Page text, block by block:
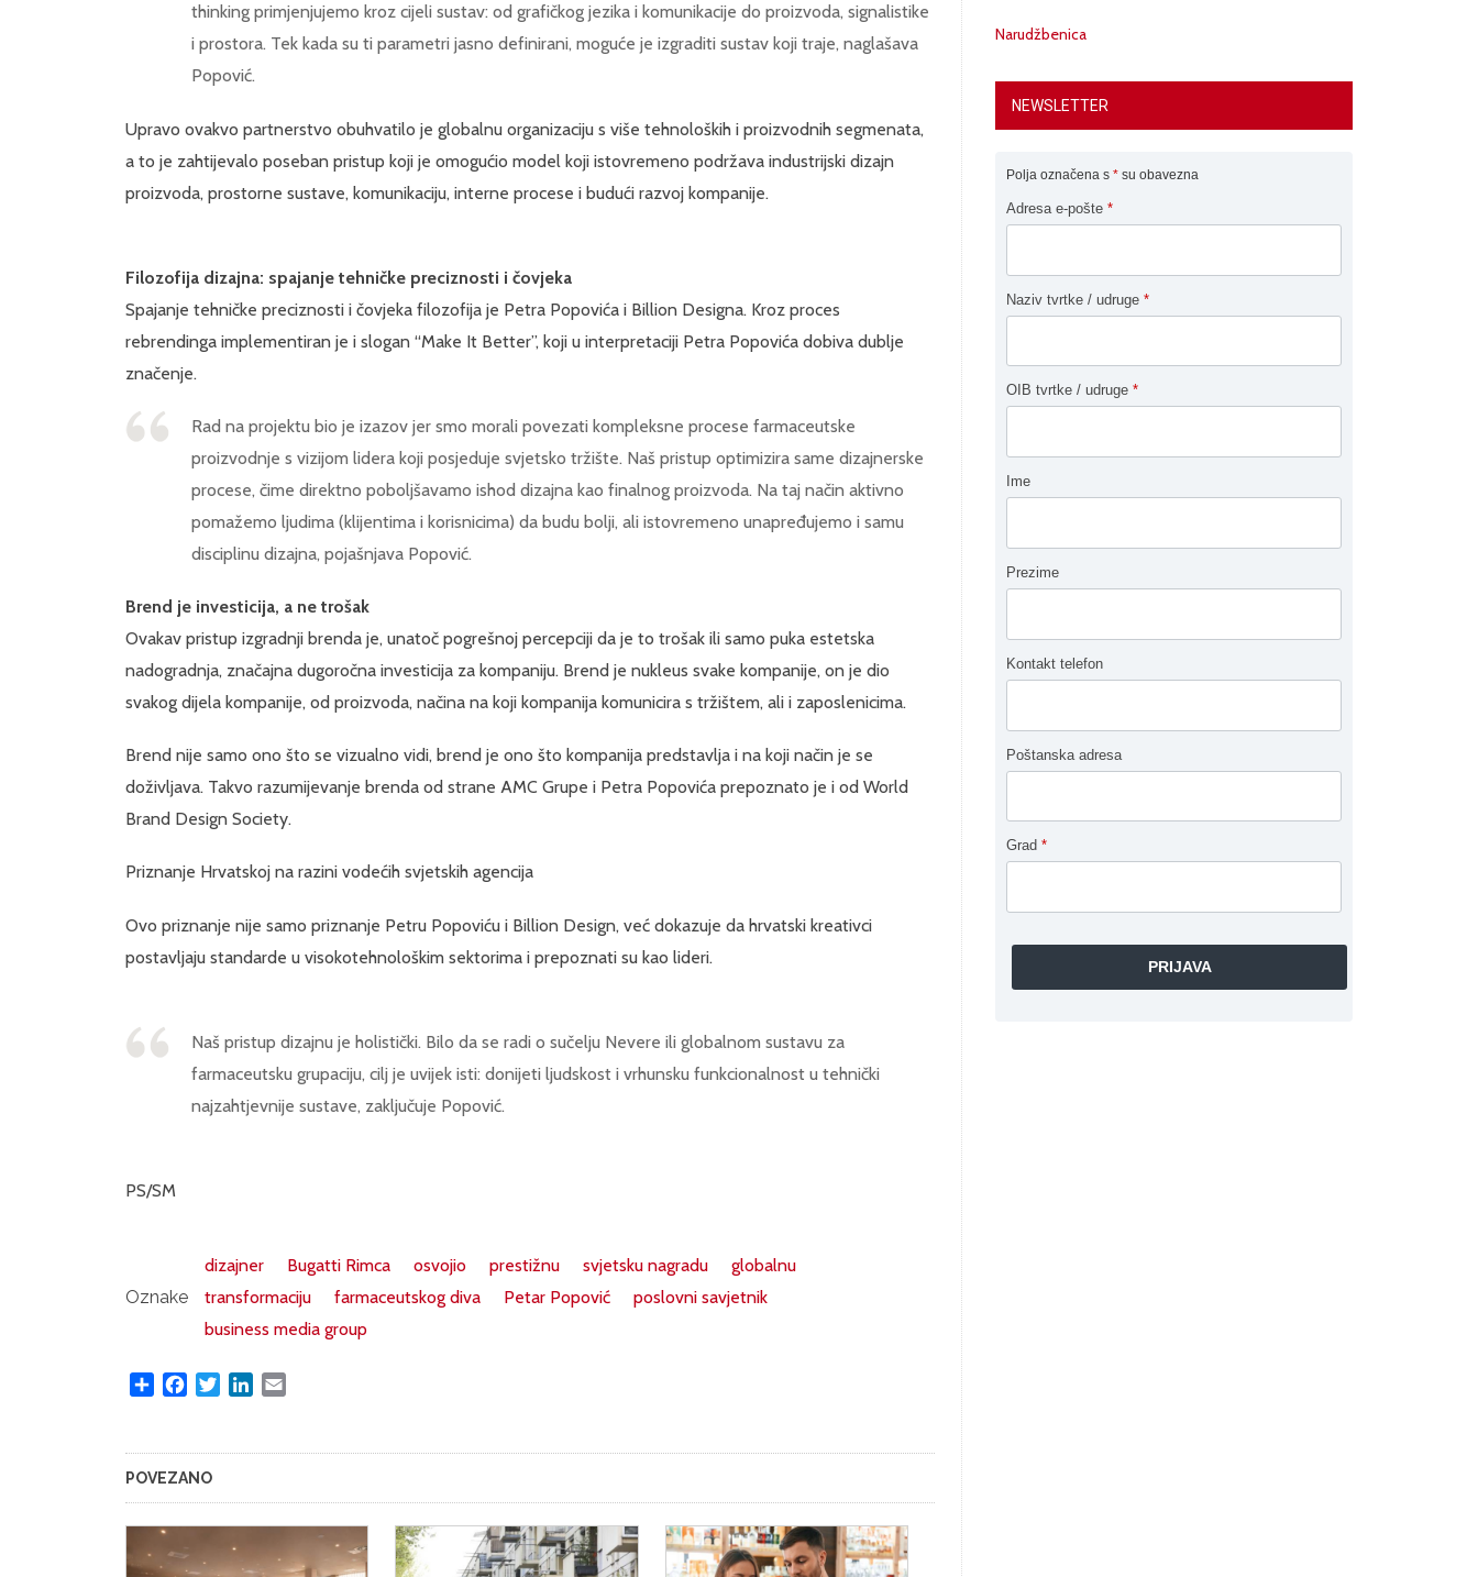
thinking primjenjujemo kroz cijeli sustav: od grafičkog jezika i komunikacije do proizvoda, signalistike
i prostora. Tek kada su ti parametri jasno definirani, moguće je izgraditi sustav koji traje, naglašava
Popović.
Upravo ovakvo partnerstvo obuhvatilo je globalnu organizaciju s više tehnoloških i proizvodnih segmenata,
a to je zahtijevalo poseban pristup koji je omogućio model koji istovremeno podržava industrijski dizajn
proizvoda, prostorne sustave, komunikaciju, interne procese i budući razvoj kompanije.
Filozofija dizajna: spajanje tehničke preciznosti i čovjeka
Spajanje tehničke preciznosti i čovjeka filozofija je Petra Popovića i Billion Designa. Kroz proces
rebrendinga implementiran je i slogan “Make It Better”, koji u interpretaciji Petra Popovića dobiva dublje
značenje.
Rad na projektu bio je izazov jer smo morali povezati kompleksne procese farmaceutske
proizvodnje s vizijom lidera koji posjeduje svjetsko tržište. Naš pristup optimizira same dizajnerske
procese, čime direktno poboljšavamo ishod dizajna kao finalnog proizvoda. Na taj način aktivno
pomažemo ljudima (klijentima i korisnicima) da budu bolji, ali istovremeno unapređujemo i samu
disciplinu dizajna, pojašnjava Popović.
Brend je investicija, a ne trošak
Ovakav pristup izgradnji brenda je, unatoč pogrešnoj percepciji da je to trošak ili samo puka estetska
nadogradnja, značajna dugoročna investicija za kompaniju. Brend je nukleus svake kompanije, on je dio
svakog dijela kompanije, od proizvoda, načina na koji kompanija komunicira s tržištem, ali i zaposlenicima.
Brend nije samo ono što se vizualno vidi, brend je ono što kompanija predstavlja i na koji način je se
doživljava. Takvo razumijevanje brenda od strane AMC Grupe i Petra Popovića prepoznato je i od World
Brand Design Society.
Priznanje Hrvatskoj na razini vodećih svjetskih agencija
Ovo priznanje nije samo priznanje Petru Popoviću i Billion Design, već dokazuje da hrvatski kreativci
postavljaju standarde u visokotehnološkim sektorima i prepoznati su kao lideri.
Naš pristup dizajnu je holistički. Bilo da se radi o sučelju Nevere ili globalnom sustavu za
farmaceutsku grupaciju, cilj je uvijek isti: donijeti ljudskost i vrhunsku funkcionalnost u tehnički
najzahtjevnije sustave, zaključuje Popović.
PS/SM
Oznake
dizajner Bugatti Rimca osvojio prestižnu svjetsku nagradu
globalnu
transformaciju
farmaceutskog diva Petar Popović
poslovni savjetnik
business media group
Share FacebookTwitterLinkedIn
POVEZANO
Narudžbenica
NEWSLETTER
Polja označena s * su obavezna
Adresa e-pošte *
Naziv tvrtke / udruge *
OIB tvrtke / udruge *
Ime
Prezime
Kontakt telefon
Poštanska adresa
Grad *